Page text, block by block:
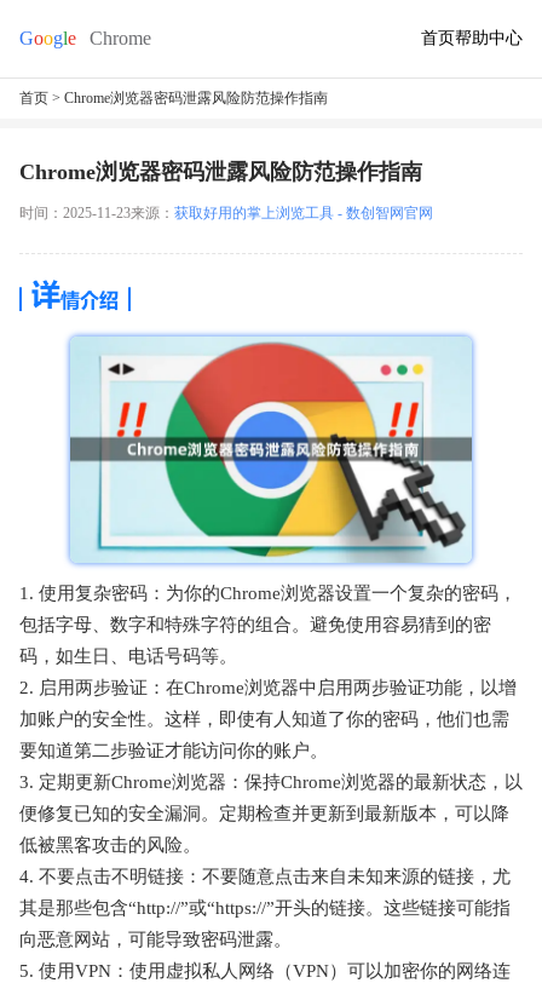
首页帮助中心
首页 > Chrome浏览器密码泄露风险防范操作指南
Chrome浏览器密码泄露风险防范操作指南
时间：2025-11-23来源： 获取好用的掌上浏览工具 - 数创智网官网
1. 使用复杂密码：为你的Chrome浏览器设置一个复杂的密码，
包括字母、数字和特殊字符的组合。避免使用容易猜到的密
码，如生日、电话号码等。
2. 启用两步验证：在Chrome浏览器中启用两步验证功能，以增
加账户的安全性。这样，即使有人知道了你的密码，他们也需
要知道第二步验证才能访问你的账户。
3. 定期更新Chrome浏览器：保持Chrome浏览器的最新状态，以
便修复已知的安全漏洞。定期检查并更新到最新版本，可以降
低被黑客攻击的风险。
4. 不要点击不明链接：不要随意点击来自未知来源的链接，尤
其是那些包含“http://”或“https://”开头的链接。这些链接可能指
向恶意网站，可能导致密码泄露。
5. 使用VPN：使用虚拟私人网络（VPN）可以加密你的网络连